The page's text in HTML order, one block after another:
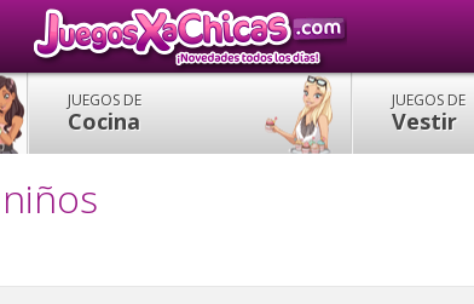
JUEGOS DE
Cocina
JUEGOS DE
Vestir